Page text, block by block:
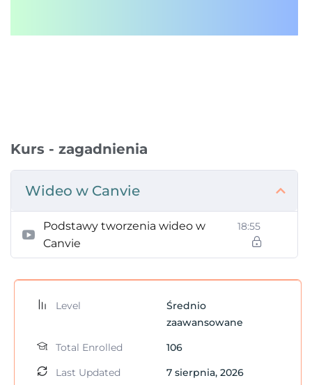
Kurs - zagadnienia
Wideo w Canvie
Podstawy tworzenia wideo w
Canvie
18:55
Level
Średnio
zaawansowane
Total Enrolled
106
Last Updated
7 sierpnia, 2026